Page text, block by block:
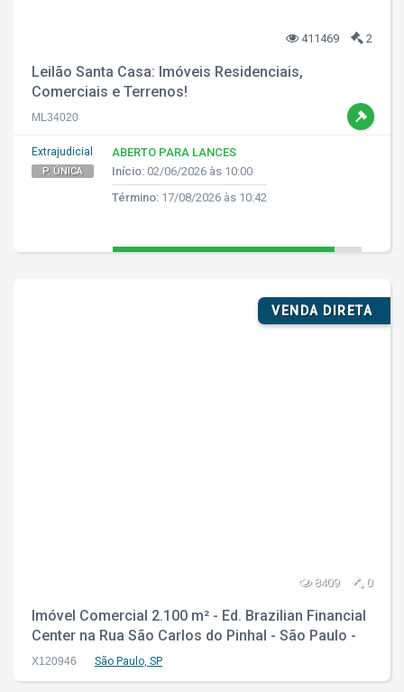
411469 2
Leilão Santa Casa: Imóveis Residenciais,
Comerciais e Terrenos!
ML34020
Extrajudicial
P. ÚNICA
ABERTO PARA LANCES
Início: 02/06/2026 às 10:00
Término: 17/08/2026 às 10:42
VENDA DIRETA
8409 0
Imóvel Comercial 2.100 m² - Ed. Brazilian Financial
Center na Rua São Carlos do Pinhal - São Paulo -
SP
X120946 São Paulo, SP